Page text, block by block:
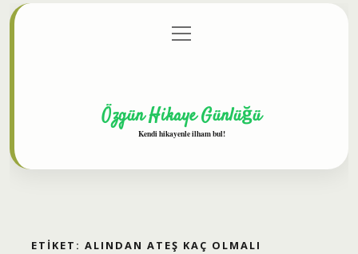
Gizlilik Politikası
menüyü
aç
Özgün Hikaye Günlüğü
Kendi hikayenle ilham bul!
ETIKET: ALINDAN ATEŞ KAÇ OLMALI